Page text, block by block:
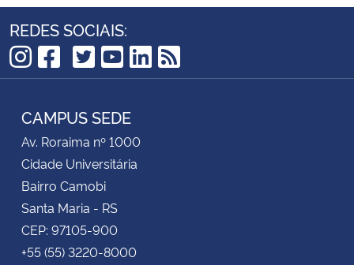
REDES SOCIAIS:
Instagram
Facebook
TikTok
Twitter
YouTube
LinkedIn
RSS
CAMPUS SEDE
Av. Roraima nº 1000
Cidade Universitária
Bairro Camobi
Santa Maria - RS
CEP: 97105-900
+55 (55) 3220-8000